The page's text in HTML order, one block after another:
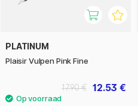
PLATINUM
Plaisir Vulpen Pink Fine
12.53 €
17.90 €